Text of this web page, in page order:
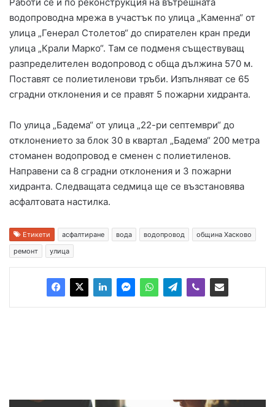
Работи се и по реконструкция на вътрешната
водопроводна мрежа в участък по улица „Каменна“ от
улица „Генерал Столетов“ до спирателен кран преди
улица „Крали Марко“. Там се подменя съществуващ
разпределителен водопровод с обща дължина 570 м.
Поставят се полиетиленови тръби. Изпълняват се 65
сградни отклонения и се правят 5 пожарни хидранта.
По улица „Бадема“ от улица „22-ри септември“ до
отклонението за блок 30 в квартал „Бадема“ 200 метра
стоманен водопровод е сменен с полиетиленов.
Направени са 8 сградни отклонения и 3 пожарни
хидранта. Следващата седмица ще се възстановява
асфалтовата настилка.
Етикети асфалтиране вода водопровод
община Хасково
ремонт
улица